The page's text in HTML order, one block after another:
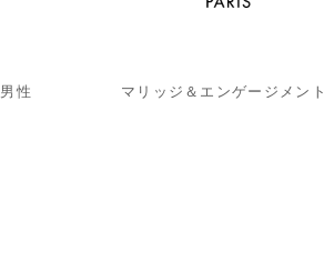
男性 マリッジ＆エンゲージメント